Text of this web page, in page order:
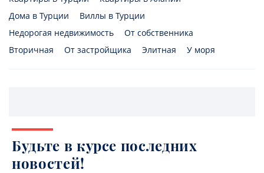
Дома в Турции
Виллы в Турции
Недорогая недвижимость
От собственника
Вторичная
От застройщика Элитная У моря
Будьте в курсе последних
новостей!